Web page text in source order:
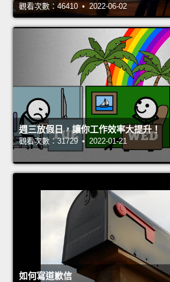
觀看次數：46410 • 2022-06-02
週三放假日，讓你工作效率大提升！
觀看次數：31729 • 2022-01-21
如何寫道歉信